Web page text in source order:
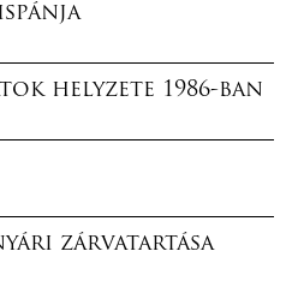
helyzete 1986-ban
zárvatartása